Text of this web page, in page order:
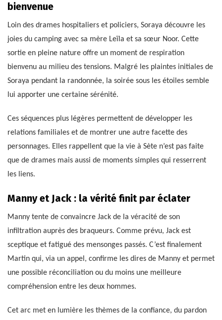
bienvenue
Loin des drames hospitaliers et policiers, Soraya découvre les
joies du camping avec sa mère Leïla et sa sœur Noor. Cette
sortie en pleine nature offre un moment de respiration
bienvenu au milieu des tensions. Malgré les plaintes initiales de
Soraya pendant la randonnée, la soirée sous les étoiles semble
lui apporter une certaine sérénité.
Ces séquences plus légères permettent de développer les
relations familiales et de montrer une autre facette des
personnages. Elles rappellent que la vie à Sète n’est pas faite
que de drames mais aussi de moments simples qui resserrent
les liens.
Manny et Jack : la vérité finit par éclater
Manny tente de convaincre Jack de la véracité de son
infiltration auprès des braqueurs. Comme prévu, Jack est
sceptique et fatigué des mensonges passés. C’est finalement
Martin qui, via un appel, confirme les dires de Manny et permet
une possible réconciliation ou du moins une meilleure
compréhension entre les deux hommes.
Cet arc met en lumière les thèmes de la confiance, du pardon